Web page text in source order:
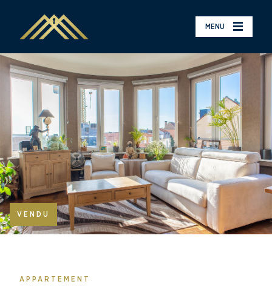
MENU
VENDU
APPARTEMENT